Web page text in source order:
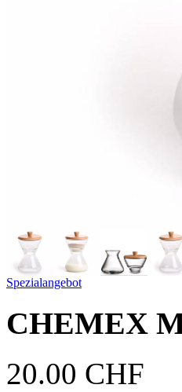
Spezialangebot
CHEMEX
20.00 CHF